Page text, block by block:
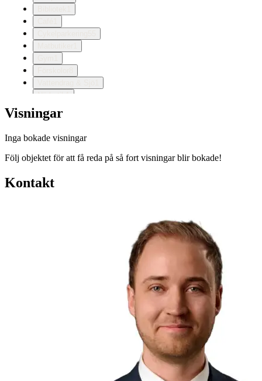
Visningar
Inga bokade visningar
Följ objektet för att få reda på så fort visningar blir bokade!
Kontakt